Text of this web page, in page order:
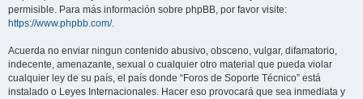
permisible. Para más información sobre phpBB, por favor visite:
https://www.phpbb.com/.
Acuerda no enviar ningun contenido abusivo, obsceno, vulgar, difamatorio,
indecente, amenazante, sexual o cualquier otro material que pueda violar
cualquier ley de su país, el país donde “Foros de Soporte Técnico” está
instalado o Leyes Internacionales. Hacer eso provocará que sea inmediata y